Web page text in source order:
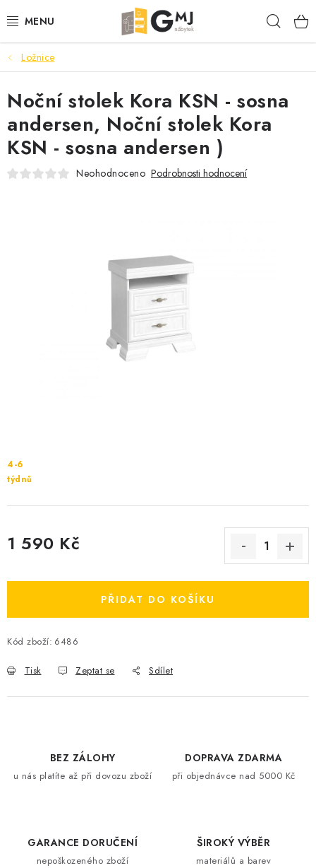
na
SEDACÍ SOUPRAVY
OBÝVACÍ POKOJ
LOŽNICE
KUCHYNĚ
Kontakty
Ložnice
4-6
týdnů
1 590 Kč
PŘIDAT DO KOŠÍKU
Kód zboží: 6486
Tisk Zeptat se Sdílet
Noční stolek Kora KSN - sosna
andersen, Noční stolek Kora
KSN - sosna andersen )
Neohodnoceno Podrobnosti hodnocení
BEZ ZÁLOHY
u nás platíte až při dovozu zboží
DOPRAVA ZDARMA
při objednávce nad 5000 Kč
GARANCE DORUČENÍ
nepoškozeného zboží
ŠIROKÝ VÝBĚR
materiálů a barev